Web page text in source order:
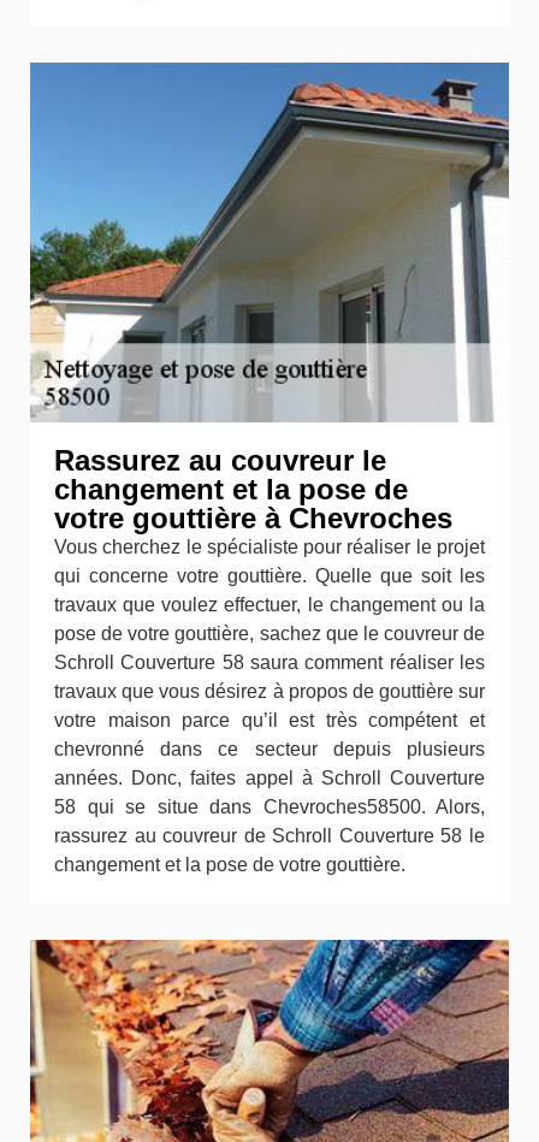
Rassurez au couvreur le
changement et la pose de
votre gouttière à Chevroches
Vous cherchez le spécialiste pour réaliser le projet
qui concerne votre gouttière. Quelle que soit les
travaux que voulez effectuer, le changement ou la
pose de votre gouttière, sachez que le couvreur de
Schroll Couverture 58 saura comment réaliser les
travaux que vous désirez à propos de gouttière sur
votre maison parce qu’il est très compétent et
chevronné dans ce secteur depuis plusieurs
années. Donc, faites appel à Schroll Couverture
58 qui se situe dans Chevroches58500. Alors,
rassurez au couvreur de Schroll Couverture 58 le
changement et la pose de votre gouttière.